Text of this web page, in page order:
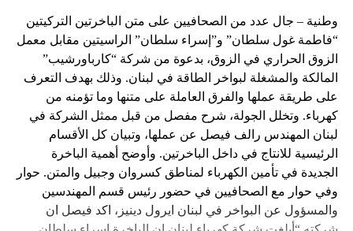
وطنية – جال عدد من الصحافيين على متن الباخرتين التركيتين
“فاطمة غول سلطان” و”إسراء سلطان” الراسيتين مقابل معمل
الزوق الحراري في الزوق، بدعوة من شركة “كارباورشيب”
المالكة والمشغلة لبواخر الطاقة في لبنان. وذلك بهدف التعرف
على طريقة عملها والفرق العاملة على متنها وما تؤمنه من
كهرباء. وتخلل الجولة، شرح مفصل من قبل ممثل الشركة في
لبنان المهندس رالف فيصل عن عملها، وتبيان كل الأقسام
الرئيسية للانتاج في داخل الباخرتين. وأوضح أهمية الباخرة
الجديدة في تأمين الكهرباء لمناطق كسروان وجبيل والمتن. حوار
وفي حوار مع الصحافيين في حضور رئيس قسم المهندسين
والمسؤول عن البواخر في لبنان ايرول دينيز، اكد فيصل ان